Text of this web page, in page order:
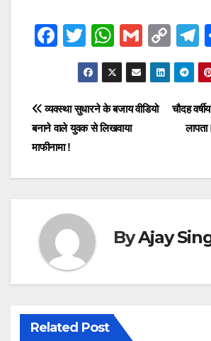
F
e
b
o
o
T
wi
tt
er
W
h
at
s
A
p
G
m
ail
C
o
p
y
Li
k
e
a
Post
navigation
चौदह
व्यवस्था सुधारने के बजाय वीडियो
बनाने वाले युवक से लिखवाया
माफीनामा !
ByAjay
Related Post